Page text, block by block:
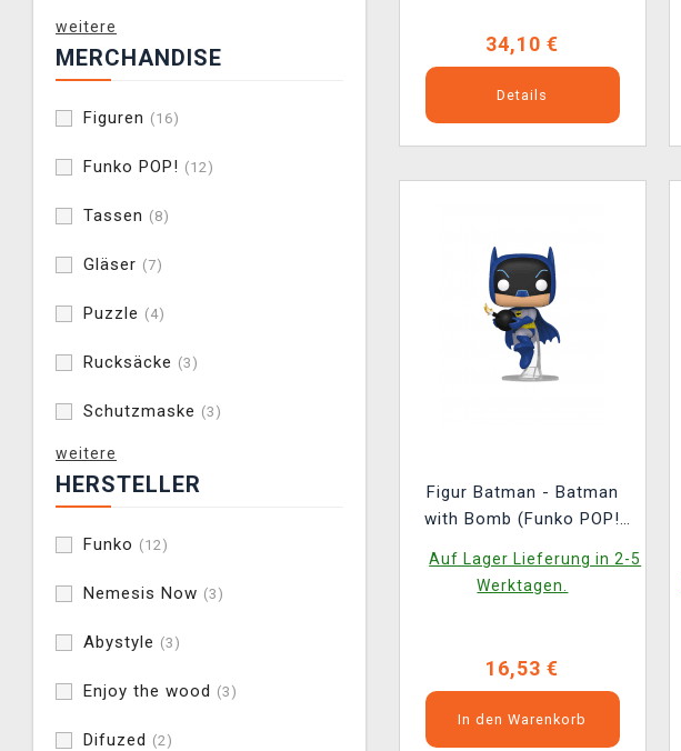
weitere
MERCHANDISE
Figuren (16)
Funko POP! (12)
Tassen (8)
Gläser (7)
Puzzle (4)
Rucksäcke (3)
Schutzmaske (3)
weitere
HERSTELLER
Funko (12)
Nemesis Now (3)
Abystyle (3)
Enjoy the wood (3)
Difuzed (2)
34,10 €
Details
Figur Batman - Batman
with Bomb (Funko POP!
Auf Lager Lieferung in 2-5
Werktagen.
16,53 €
In den Warenkorb